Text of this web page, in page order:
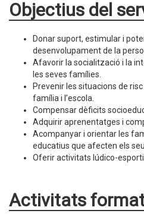
Objectius del
Donar suport, estimular i
desenvolupament de la
Afavorir la socialització i la
les seves famílies.
Prevenir les situacions de
família i l’escola.
Compensar dèficits
Adquirir aprenentatges i
Acompanyar i orientar les
educatius que afecten els
Oferir activitats lúdico-
Activitats